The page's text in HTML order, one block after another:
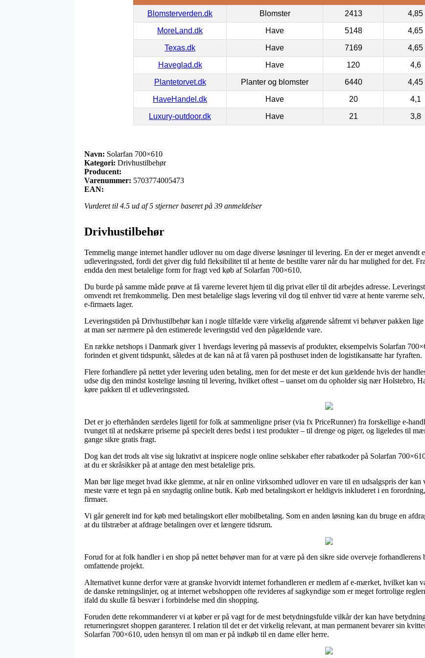
Blomsterverden.dk Blomster 2413 4,85
MoreLand.dk Have 5148 4,65
Texas.dk Have 7169 4,65
Haveglad.dk Have 120 4,6
Plantetorvet.dk Planter og blomster 6440 4,45
HaveHandel.dk Have 20 4,1
Luxury-outdoor.dk Have 21 3,8
Navn: Solarfan 700×610
Kategori: Drivhustilbehør
Producent:
Varenummer: 5703774005473
EAN:
Vurderet til 4.5 ud af 5 stjerner baseret på 39 anmeldelser
Drivhustilbehør
Temmelig mange internet handler udlover nu om dage diverse løsninger til levering. En der er meget
udleveringssted, fordi det giver dig fuld fleksibilitet til at hente de bestilte varer når du har mulighed for det.
endda den mest betalelige form for fragt ved køb af Solarfan 700×610.
Du burde på samme måde prøve at få varerne leveret hjem til dig privat eller til dit arbejdes adresse.
omvendt ret fremkommelig. Den mest betalelige slags levering vil dog til enhver tid være at hente varerne
e-firmaets lager.
Leveringstiden på Drivhustilbehør kan i nogle tilfælde være virkelig afgørende såfremt vi behøver pakken lige
at man ser nærmere på den estimerede leveringstid ved den pågældende vare.
En række netshops i Danmark giver 1 hverdags levering på massevis af produkter, eksempelvis Solarfan
forinden et givent tidspunkt, således at de kan nå at få varen på posthuset inden de logistikansatte har fyraften.
Flere forhandlere på nettet yder levering uden betaling, men for det meste er det kun gældende hvis der
udse dig den mindst kostelige løsning til levering, hvilket oftest – uanset om du opholder sig nær Holstebro,
køre pakken til et udleveringssted.
Det er jo efterhånden særdeles ligetil for folk at sammenligne priser (via fx PriceRunner) fra forskellige e-
tvunget til at nedskære priserne på specielt deres bedst i test produkter – til drenge og piger, og ligeledes til
gange sikre gratis fragt.
Dog kan det trods alt vise sig lukrativt at inspicere nogle online selskaber efter rabatkoder på Solarfan
at du er skråsikker på at antage den mest betalelige pris.
Man bør lige meget hvad ikke glemme, at når en online virksomhed udlover en vare til en udsalgspris der kan
meste være et tegn på en snydagtig online butik. Køb med betalingskort er heldigvis inkluderet i en
firmaer.
Vi går generelt ind for køb med betalingskort eller mobilbetaling. Som en anden løsning kan du bruge en
at du tilstræber at afdrage betalingen over et længere tidsrum.
Forud for at folk handler i en shop på nettet behøver man for at være på den sikre side overveje forhandlerens
omfattende projekt.
Alternativet kunne derfor være at granske hvorvidt internet forhandleren er medlem af e-mærket, hvilket kan
de danske retningslinjer, og at internet webshoppen ofte revideres af sagkyndige som er meget fortrolige
ifald du skulle få besvær i forbindelse med din shopping.
Foruden dette rekommanderer vi at køber er på vagt for de mest betydningsfulde vilkår der kan have
returneringsret shoppen garanterer. I relation til det er det virkelig relevant, at man permanent bevarer sin
Solarfan 700×610, uden hensyn til om man er på indkøb til en dame eller herre.